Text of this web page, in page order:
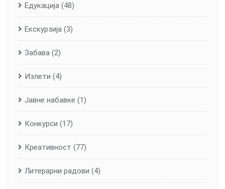
Едукација (48)
Екскурзија (3)
Забава (2)
Излети (4)
Јавне набавке (1)
Конкурси (17)
Креативност (77)
Литерарни радови (4)